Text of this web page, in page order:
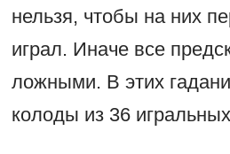
нельзя, чтобы на них
играл. Иначе все
ложными. В этих
колоды из 36